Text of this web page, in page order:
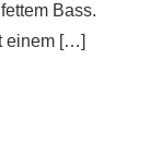
Bass.
einem […]